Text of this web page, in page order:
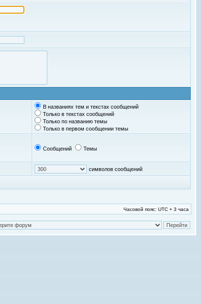
В названиях тем и текстах сообщений
Только в текстах сообщений
Только по названию темы
Только в первом сообщении темы
Сообщений Темы
символов сообщений
Часовой пояс: UTC + 3 часа